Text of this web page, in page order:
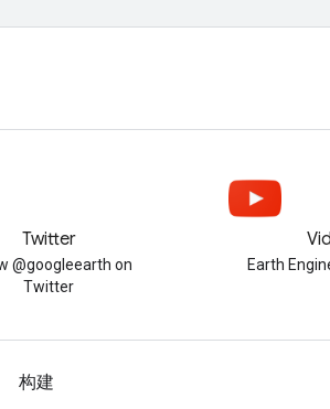
Twitter
@googleearth on
Twitter
Earth
构建